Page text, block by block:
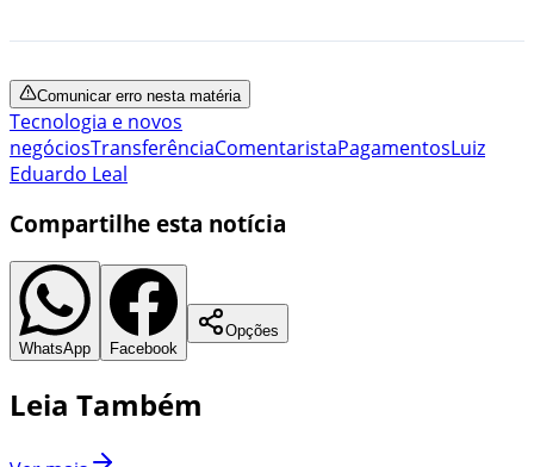
Comunicar erro nesta matéria
Tecnologia e novos
negóciosTransferênciaComentaristaPagamentosLuiz
Eduardo Leal
Compartilhe esta notícia
WhatsApp Facebook
Opções
Leia Também